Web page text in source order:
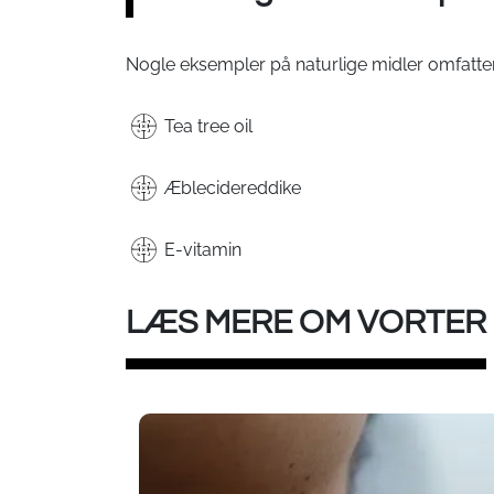
Nogle eksempler på naturlige midler
Tea tree oil
Æblecidereddike
E-vitamin
LÆS MERE OM VORTER